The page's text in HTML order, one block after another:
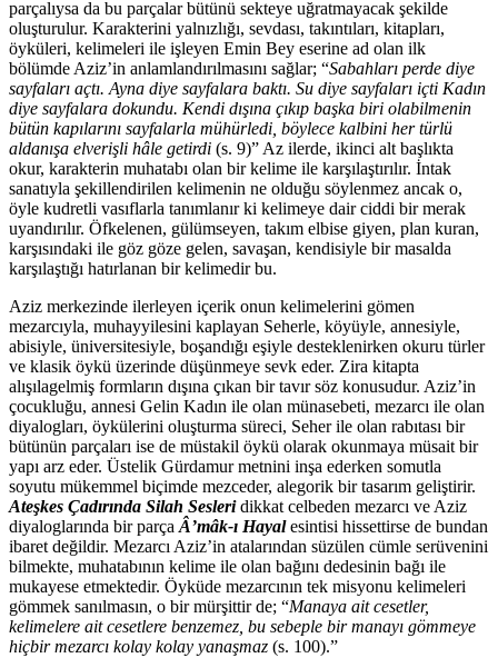
parçalıysa da bu parçalar bütünü sekteye uğratmayacak şekilde
oluşturulur. Karakterini yalnızlığı, sevdası, takıntıları, kitapları,
öyküleri, kelimeleri ile işleyen Emin Bey eserine ad olan ilk
bölümde Aziz’in anlamlandırılmasını sağlar; “Sabahları perde diye
sayfaları açtı. Ayna diye sayfalara baktı. Su diye sayfaları içti Kadın
diye sayfalara dokundu. Kendi dışına çıkıp başka biri olabilmenin
bütün kapılarını sayfalarla mühürledi, böylece kalbini her türlü
aldanışa elverişli hâle getirdi (s. 9)” Az ilerde, ikinci alt başlıkta
okur, karakterin muhatabı olan bir kelime ile karşılaştırılır. İntak
sanatıyla şekillendirilen kelimenin ne olduğu söylenmez ancak o,
öyle kudretli vasıflarla tanımlanır ki kelimeye dair ciddi bir merak
uyandırılır. Öfkelenen, gülümseyen, takım elbise giyen, plan kuran,
karşısındaki ile göz göze gelen, savaşan, kendisiyle bir masalda
karşılaştığı hatırlanan bir kelimedir bu.
Aziz merkezinde ilerleyen içerik onun kelimelerini gömen
mezarcıyla, muhayyilesini kaplayan Seherle, köyüyle, annesiyle,
abisiyle, üniversitesiyle, boşandığı eşiyle desteklenirken okuru türler
ve klasik öykü üzerinde düşünmeye sevk eder. Zira kitapta
alışılagelmiş formların dışına çıkan bir tavır söz konusudur. Aziz’in
çocukluğu, annesi Gelin Kadın ile olan münasebeti, mezarcı ile olan
diyalogları, öykülerini oluşturma süreci, Seher ile olan rabıtası bir
bütünün parçaları ise de müstakil öykü olarak okunmaya müsait bir
yapı arz eder. Üstelik Gürdamur metnini inşa ederken somutla
soyutu mükemmel biçimde mezceder, alegorik bir tasarım geliştirir.
Ateşkes Çadırında Silah Sesleridikkat celbeden mezarcı ve Aziz
diyaloglarında bir parça Â’mâk-ı Hayalesintisi hissettirse de bundan
ibaret değildir. Mezarcı Aziz’in atalarından süzülen cümle serüvenini
bilmekte, muhatabının kelime ile olan bağını dedesinin bağı ile
mukayese etmektedir. Öyküde mezarcının tek misyonu kelimeleri
gömmek sanılmasın, o bir mürşittir de; “Manaya ait cesetler,
kelimelere ait cesetlere benzemez, bu sebeple bir manayı gömmeye
hiçbir mezarcı kolay kolay yanaşmaz (s. 100).”